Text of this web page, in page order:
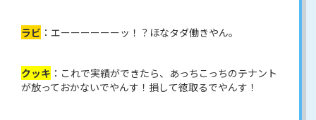
ラビ ：エーーーーーーッ！？ほなタダ働きやん。
クッキ ：これで実績ができたら、あっちこっちのテナント
が放っておかないでやんす！損して徳取るでやんす！